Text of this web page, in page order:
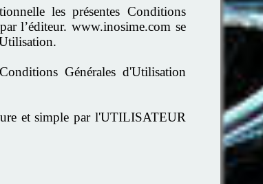
les présentes Conditions
l’éditeur. www.inosime.com se
Générales d'Utilisation
et simple par l'UTILISATEUR